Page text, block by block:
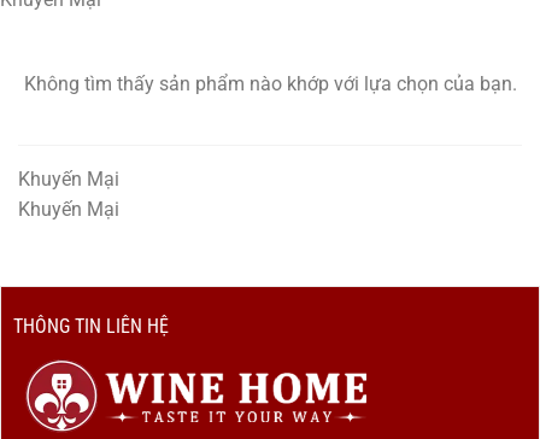
Không tìm thấy sản phẩm nào khớp với lựa chọn của bạn.
Khuyến Mại
Khuyến Mại
THÔNG TIN LIÊN HỆ